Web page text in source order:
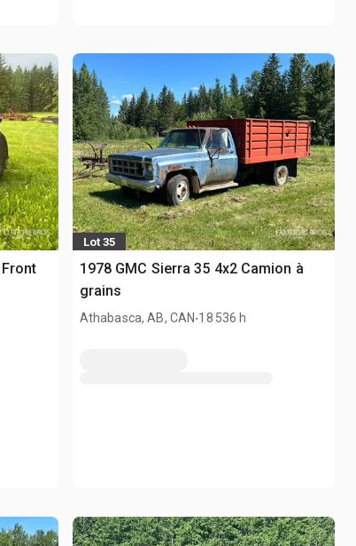
Lot 35
1978 GMC Sierra 35 4x2 Camion à
grains
Athabasca, AB, CAN.18 536 h